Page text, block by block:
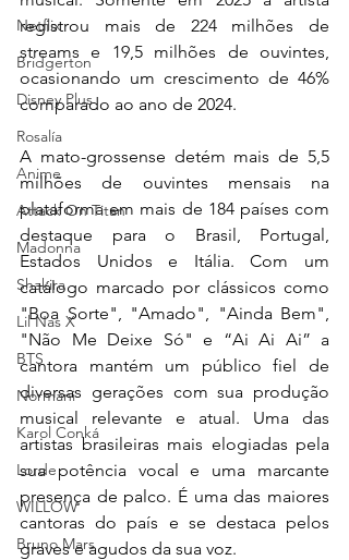
Netflix
Bridgerton
Disney Plus
Rosalía
Anime
Attack On Titan
Madonna
Shakira
Lil Nas X
BTS
Normani
Karol Conká
Lorde
WILLOW
Bruno Mars
registrou mais de 224 milhões de
streams e 19,5 milhões de ouvintes,
ocasionando um crescimento de 46%
comparado ao ano de 2024.
A mato-grossense detém mais de 5,5
milhões de ouvintes mensais na
plataforma em mais de 184 países com
destaque para o Brasil, Portugal,
Estados Unidos e Itália. Com um
catálogo marcado por clássicos como
"Boa Sorte", "Amado", "Ainda Bem",
"Não Me Deixe Só" e “Ai Ai Ai” a
cantora mantém um público fiel de
diversas gerações com sua produção
musical relevante e atual. Uma das
artistas brasileiras mais elogiadas pela
sua potência vocal e uma marcante
presença de palco. É uma das maiores
cantoras do país e se destaca pelos
graves e agudos da sua voz.